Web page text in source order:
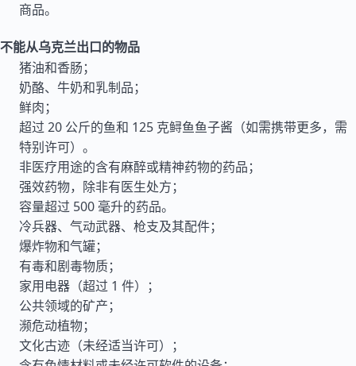
商品。
不能从乌克兰出口的物品
猪油和香肠；
奶酪、牛奶和乳制品；
鲜肉；
超过 20 公斤的鱼和 125 克鲟鱼鱼子酱（如需携带更多，需
特别许可）。
非医疗用途的含有麻醉或精神药物的药品；
强效药物，除非有医生处方；
容量超过 500 毫升的药品。
冷兵器、气动武器、枪支及其配件；
爆炸物和气罐；
有毒和剧毒物质；
家用电器（超过 1 件）；
公共领域的矿产；
濒危动植物；
文化古迹（未经适当许可）；